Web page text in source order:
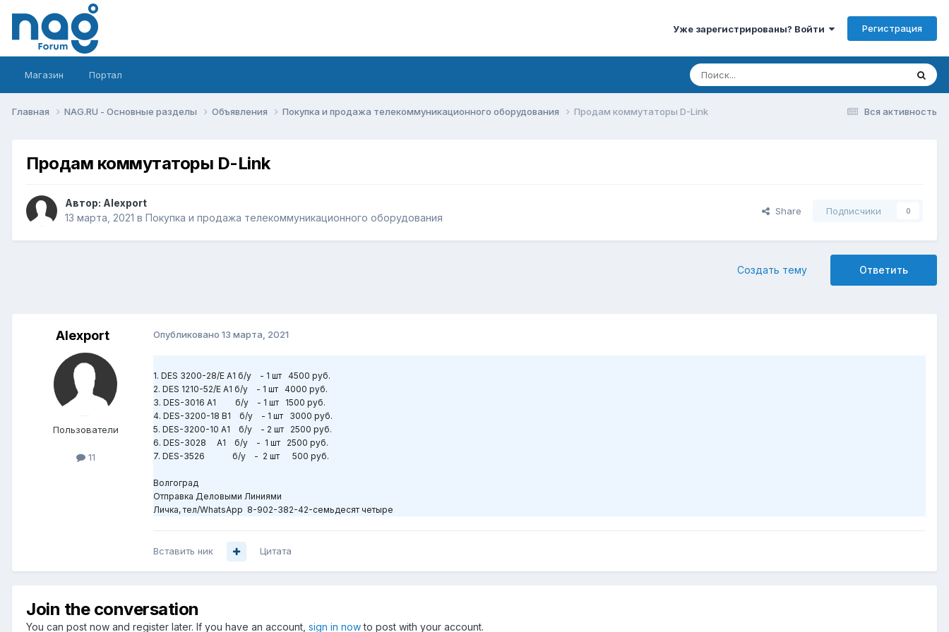
Уже зарегистрированы? Войти Регистрация
Магазин Портал
Вся активность
Главная NAG.RU - Основные разделы Объявления Покупка и продажа телекоммуникационного оборудования Продам коммутаторы D-Link
Продам коммутаторы D-Link
Автор: Alexport
13 марта, 2021 в Покупка и продажа телекоммуникационного оборудования
Share Подписчики 0
Ответить
Создать тему
Alexport
Пользователи
11
Опубликовано 13 марта, 2021
1. DES 3200-28/E A1 б/у - 1 шт 4500 руб.
2. DES 1210-52/E A1 б/у - 1 шт 4000 руб.
3. DES-3016 A1 б/у - 1 шт 1500 руб.
4. DES-3200-18 B1 б/у - 1 шт 3000 руб.
5. DES-3200-10 A1 б/у - 2 шт 2500 руб.
6. DES-3028 A1 б/у - 1 шт 2500 руб.
7. DES-3526 б/у - 2 шт 500 руб.
Волгоград
Отправка Деловыми Линиями
Личка, тел/WhatsApp 8-902-382-42-семьдесят четыре
Вставить ник Цитата
Join the conversation
You can post now and register later. If you have an account, sign in nowto post with your account.